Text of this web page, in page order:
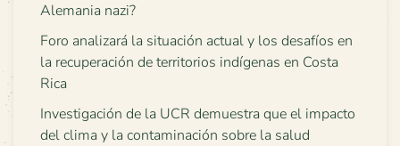
Alemania nazi?
Foro analizará la situación actual y los desafíos en
la recuperación de territorios indígenas en Costa
Rica
Investigación de la UCR demuestra que el impacto
del clima y la contaminación sobre la salud